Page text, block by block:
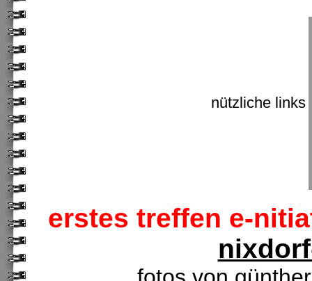
nützliche links
erstes treffen e-